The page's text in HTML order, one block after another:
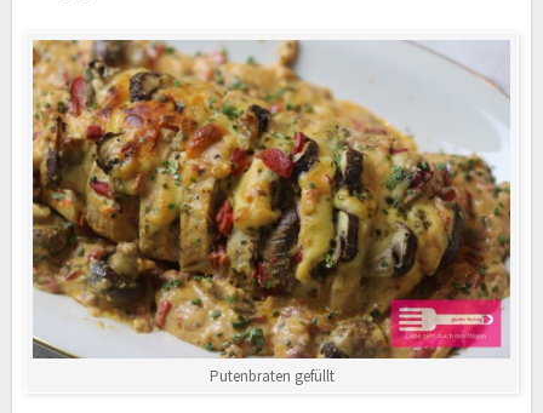
Putenbraten gefüllt